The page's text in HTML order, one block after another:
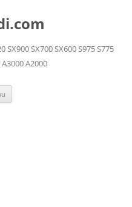
SX900 SX700 SX600 S975 S775
A3000 A2000